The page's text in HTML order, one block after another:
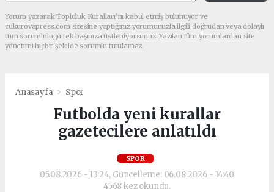
Yorum yazarak Topluluk Kuralları’nı kabul etmiş bulunuyor ve
cukurovapress.com sitesine yaptığınız yorumunuzla ilgili doğrudan veya dolaylı
tüm sorumluluğu tek başınıza üstleniyorsunuz. Yazılan tüm yorumlardan site
yönetimi hiçbir şekilde sorumlu tutulamaz.
Anasayfa Spor
Futbolda yeni kurallar
gazetecilere anlatıldı
SPOR
05.08.2026 - 13:24, Güncelleme: 06.08.2026 - 14:40
4568 kez okundu.